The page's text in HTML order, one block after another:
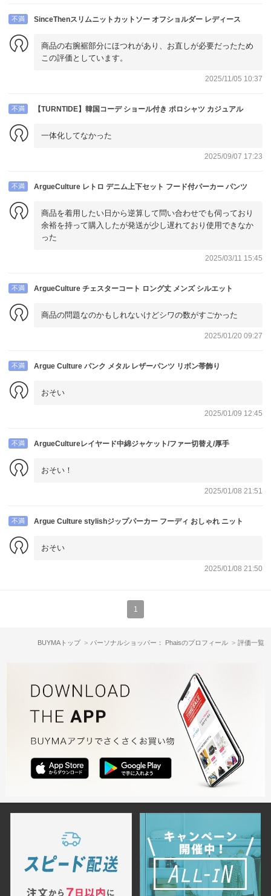
不満 SinceThenスリムニットカットソー オフショルダー レディース
商品の右腕裾部分にほつれがあり、お直しが必要だったため
この評価としています。
2025/11/05 10:37
不満 【TURNTIDE】韓国コーデ ショール付き ポロシャツ カジュアル
一体化してなかった
2025/09/07 17:23
不満 ArgueCulture レトロ デニム上下セット フード付パーカー パンツ
商品を着用したい日から逆算して問い合わせでも伺っており
余裕を持って購入したが発送が少し遅れており使用できなか
った
2025/03/11 15:45
不満 ArgueCulture チェスターコート ロング丈 メンズ シルエット
商品の問題なのかもしれないけどシワの数がすごかった
2025/01/20 09:27
不満 Argue Culture パンク メタル レザーパンツ リボン帯飾り
おそい
2025/01/09 12:45
不満 ArgueCultureレイヤード中綿ジャケット/ファー切替え/厚手
おそい！
2025/01/08 21:51
不満 Argue Culture stylishジップパーカー フーディ おしゃれ ニット
おそい
2025/01/08 21:50
1
BUYMAトップ パーソナルショッパー： Phaisのプロフィール 評価一覧